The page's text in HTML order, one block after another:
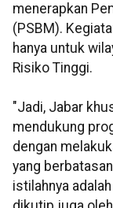
menerapkan
(PSBM).
hanya untuk
Risiko Tinggi.
"Jadi, Jabar
mendukung
dengan
yang
istilahnya